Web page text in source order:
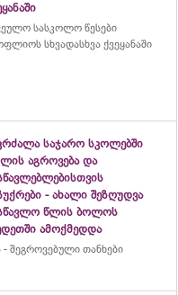
სასკოლო წესები
სხვადასხვა ქვეყანაში
საჯარო სკოლებში
აგროვება და
- ახალი შეზღუდვა
წლის ბოლოს
ამოქმედდა
შეგროვებული თანხები